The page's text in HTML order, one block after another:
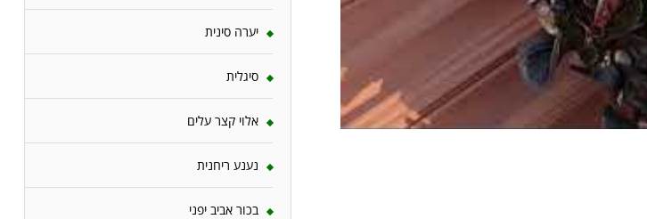
יערה סינית
סיגלית
אלוי קצר עלים
נענע ריחנית
בכור אביב יפני